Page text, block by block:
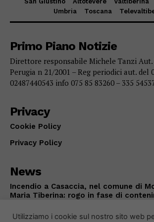
Umbria
Toscana
Primo Piano Notizie
Direttore responsabile Michele Tanzi
Perugia n 21/2001 – Reg periodici aut. del
02487440543 info 075 85 83260 – 335
Privacy
Cookie Policy
Privacy Policy
News
Incendio a Casaccia, nel comune di
Maria Tiberina: rogo in fase di
Utilizziamo i cookie sul nostro sito web